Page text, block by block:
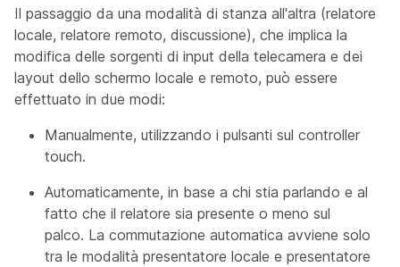
Il passaggio da una modalità di stanza all'altra (relatore
locale, relatore remoto, discussione), che implica la
modifica delle sorgenti di input della telecamera e dei
layout dello schermo locale e remoto, può essere
effettuato in due modi:
Manualmente, utilizzando i pulsanti sul controller
touch.
Automaticamente, in base a chi stia parlando e al
fatto che il relatore sia presente o meno sul
palco. La commutazione automatica avviene solo
tra le modalità presentatore locale e presentatore